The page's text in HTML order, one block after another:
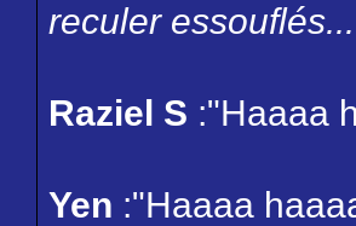
reculer
Raziel S :"Haaaa
Yen :"Haaaa